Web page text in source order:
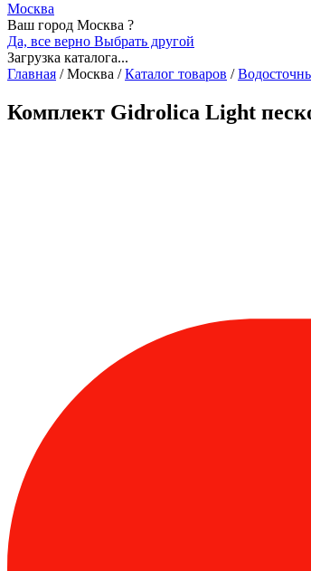
Москва
Ваш город Москва ?
Да, все верно Выбрать другой
Загрузка каталога...
Главная /Москва / Каталог товаров /
Комплект Gidrolica Light